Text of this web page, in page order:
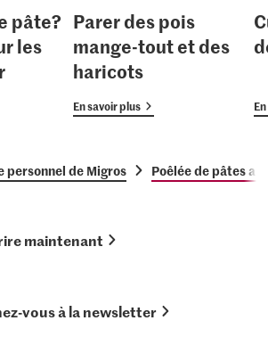
pâte?
les
Parer des pois
mange-tout et des
haricots
En savoir plus
personnel de Migros Poêlée de pâtes
maintenant
vous à la newsletter